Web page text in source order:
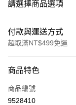
請選擇商品選項
付款與運送方式
超取滿NT$499免運
信用卡一次付款
超商取貨付款
商品特色
商品編號
9528410